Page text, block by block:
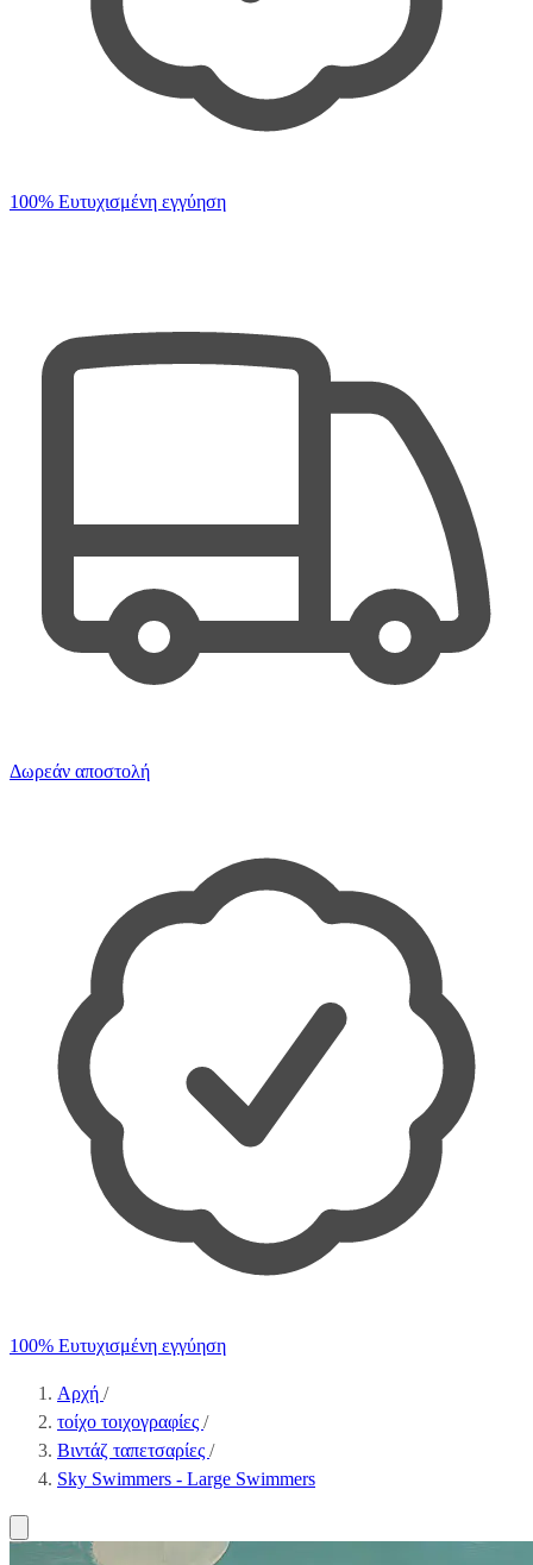
100% Ευτυχισμένη εγγύηση
Δωρεάν αποστολή
100% Ευτυχισμένη εγγύηση
Αρχή /
τοίχο τοιχογραφίες /
Βιντάζ ταπετσαρίες /
Sky Swimmers - Large Swimmers